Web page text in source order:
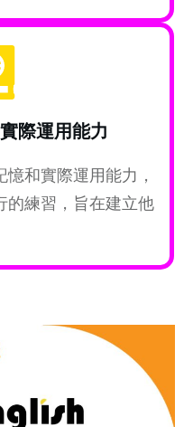
際運用能力
和實際運用能力，
的練習，旨在建立他